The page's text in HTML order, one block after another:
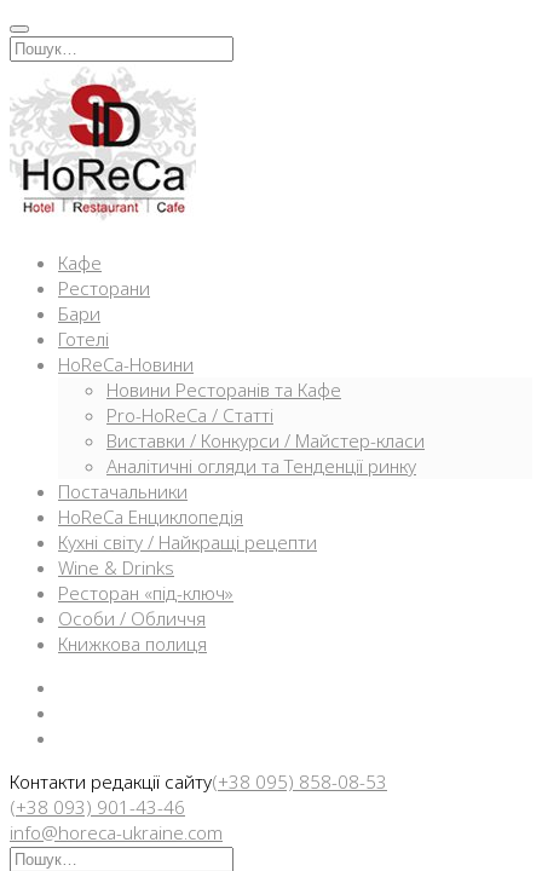
Перейти
к
содержимому
Искать:
Кафе
Ресторани
Бари
Готелі
HoReCa-Новини
Новини Ресторанів та Кафе
Pro-HoReCa / Статті
Виставки / Конкурси / Майстер-класи
Аналітичні огляди та Тенденції ринку
Постачальники
HoReCa Енциклопедія
Кухні світу / Найкращі рецепти
Wine & Drinks
Ресторан «під-ключ»
Особи / Обличчя
Книжкова полиця
Контакти редакції сайту(+38 095) 858-08-53
(+38 093) 901-43-46
info@horeca-ukraine.com
Искать: